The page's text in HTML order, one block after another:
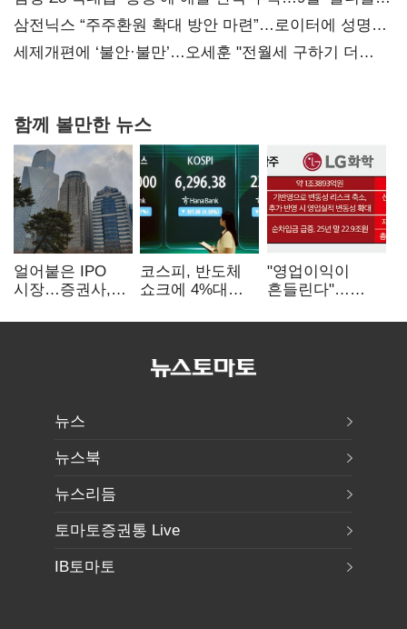
대전’
삼전닉스 “주주환원 확대 방안 마련”…로이터에 성명
보내
세제개편에 ‘불안·불만’…오세훈 "전월세 구하기 더
함께 볼만한 뉴스
얼어붙은 IPO
시장…증권사,
전쟁' 기대
코스피, 반도체
쇼크에 4%대
5거래일째 상승
"영업이익이
흔들린다"…
18에 취약
뉴스
뉴스북
뉴스리듬
토마토증권통 Live
IB토마토